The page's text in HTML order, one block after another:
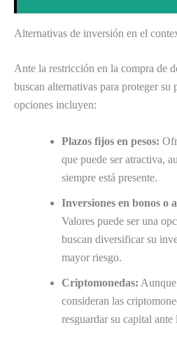
Alternativas de inversión en el
Ante la restricción en la compra de
buscan alternativas para proteger
opciones incluyen:
Plazos fijos en pesos:
que puede ser atractiva,
siempre está presente.
Inversiones en bonos o
Valores puede ser una
buscan diversificar su
mayor riesgo.
Criptomonedas:
consideran las
resguardar su capital